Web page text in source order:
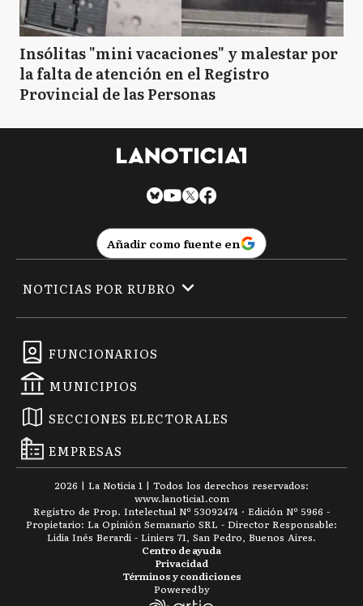
Insólitas "mini vacaciones" y malestar por
la falta de atención en el Registro
Provincial de las Personas
Añadir como fuente en
FUNCIONARIOS
MUNICIPIOS
SECCIONES ELECTORALES
EMPRESAS
NOTICIAS POR RUBRO
2026 | La Noticia 1 | Todos los derechos reservados:
www.lanoticia1.com
Registro de Prop. Intelectual Nº 53092474 · Edición Nº 5966 -
Propietario: La Opinión Semanario SRL - Director Responsable:
Lidia Inés Berardi - Liniers 71, San Pedro, Buenos Aires.
Términos y condiciones
Privacidad
Centro de ayuda
Powered by